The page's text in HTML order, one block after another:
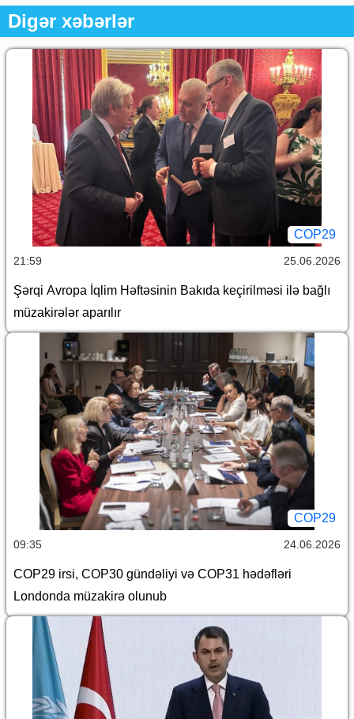
Digər xəbərlər
COP29
21:59 25.06.2026
Şərqi Avropa İqlim Həftəsinin Bakıda keçirilməsi ilə bağlı
müzakirələr aparılır
COP29
09:35 24.06.2026
COP29 irsi, COP30 gündəliyi və COP31 hədəfləri
Londonda müzakirə olunub